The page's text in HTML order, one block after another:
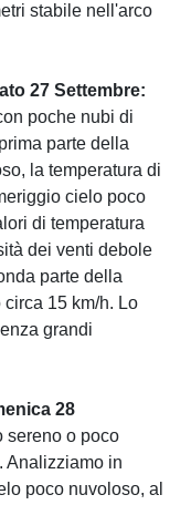
stabile nell'arco
27 Settembre:
poche nubi di
parte della
la temperatura di
cielo poco
di temperatura
dei venti debole
parte della
15 km/h. Lo
grandi
28
sereno o poco
Analizziamo in
poco nuvoloso, al